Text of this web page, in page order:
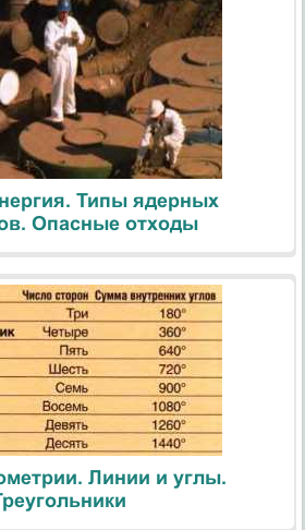
Типы ядерных
Опасные отходы
Линии и углы.